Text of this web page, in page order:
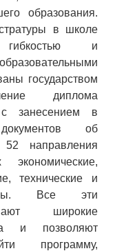
образования.
в школе
гибкостью и
государством
диплома
с занесением в
об
направления
технические и
Все эти
широкие
и позволяют
программу,